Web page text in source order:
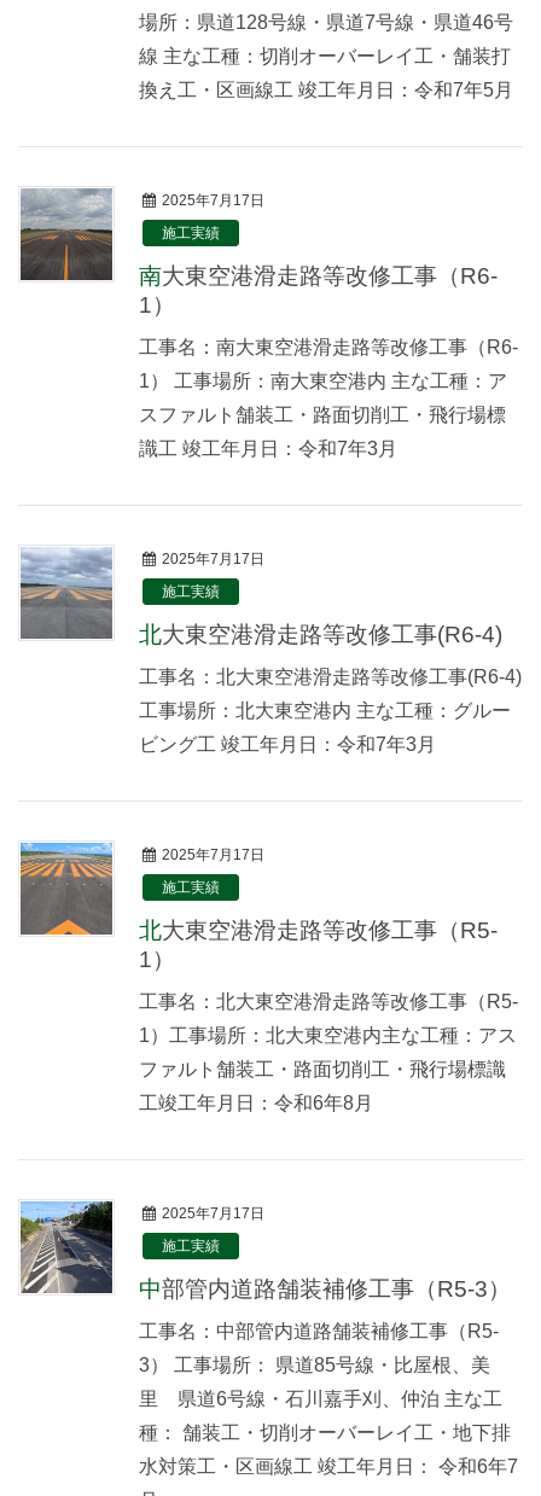
場所：県道128号線・県道7号線・県道46号
線 主な工種：切削オーバーレイ工・舗装打
換え工・区画線工 竣工年月日：令和7年5月
2025年7月17日
施工実績
南大東空港滑走路等改修工事（R6-
1）
工事名：南大東空港滑走路等改修工事（R6-
1） 工事場所：南大東空港内 主な工種：ア
スファルト舗装工・路面切削工・飛行場標
識工 竣工年月日：令和7年3月
2025年7月17日
施工実績
北大東空港滑走路等改修工事(R6-4)
工事名：北大東空港滑走路等改修工事(R6-4)
工事場所：北大東空港内 主な工種：グルー
ビング工 竣工年月日：令和7年3月
2025年7月17日
施工実績
北大東空港滑走路等改修工事（R5-
1）
工事名：北大東空港滑走路等改修工事（R5-
1）工事場所：北大東空港内主な工種：アス
ファルト舗装工・路面切削工・飛行場標識
工竣工年月日：令和6年8月
2025年7月17日
施工実績
中部管内道路舗装補修工事（R5-3）
工事名：中部管内道路舗装補修工事（R5-
3） 工事場所： 県道85号線・比屋根、美
里 県道6号線・石川嘉手刈、仲泊 主な工
種： 舗装工・切削オーバーレイ工・地下排
水対策工・区画線工 竣工年月日： 令和6年7